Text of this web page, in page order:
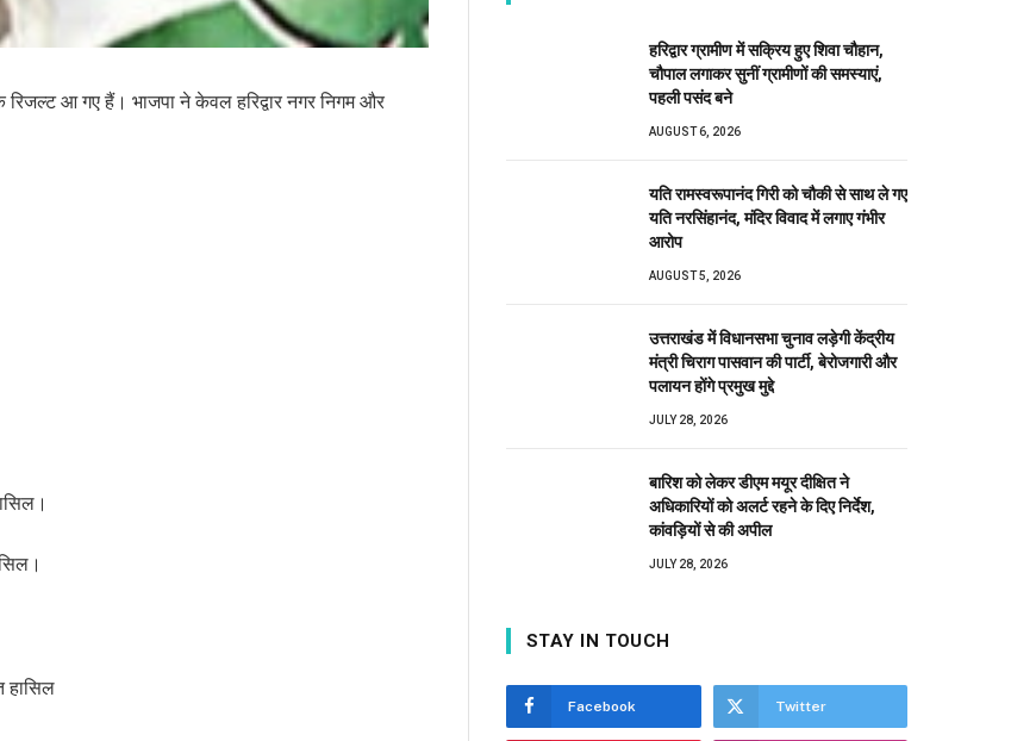
रिजल्ट आ गए हैं। भाजपा ने केवल हरिद्वार नगर निगम और
हासिल
हरिद्वार ग्रामीण में सक्रिय हुए शिवा चौहान,
चौपाल लगाकर सुनीं ग्रामीणों की समस्याएं,
पहली पसंद बने
AUGUST 6, 2026
यति रामस्वरूपानंद गिरी को चौकी से साथ ले गए
यति नरसिंहानंद, मंदिर विवाद में लगाए गंभीर
आरोप
AUGUST 5, 2026
उत्तराखंड में विधानसभा चुनाव लड़ेगी केंद्रीय
मंत्री चिराग पासवान की पार्टी, बेरोजगारी और
पलायन होंगे प्रमुख मुद्दे
JULY 28, 2026
बारिश को लेकर डीएम मयूर दीक्षित ने
अधिकारियों को अलर्ट रहने के दिए निर्देश,
कांवड़ियों से की अपील
JULY 28, 2026
STAY IN TOUCH
Facebook Twitter